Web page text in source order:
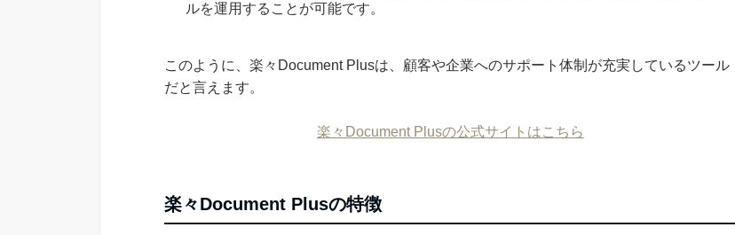
ルを運用することが可能です。
このように、楽々Document Plusは、顧客や企業へのサポート体制が充実しているツール
だと言えます。
楽々Document Plusの公式サイトはこちら
楽々Document Plusの特徴